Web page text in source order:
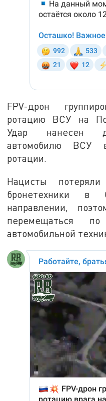
FPV-дрон
ротацию ВСУ на
Удар нанесен
автомобилю ВСУ
ротации.
Нацисты потеряли
бронетехники в
направлении,
перемещаться
автомобильной